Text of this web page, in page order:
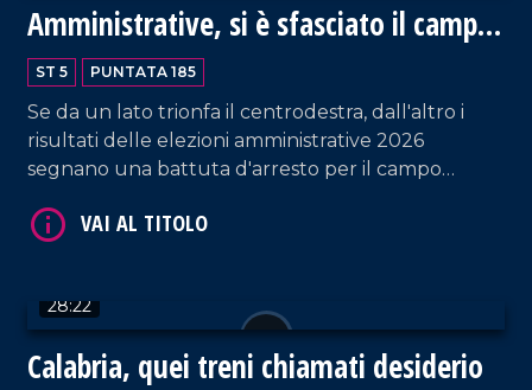
Amministrative, si è sfasciato il campo
largo
ST 5 PUNTATA 185
Se da un lato trionfa il centrodestra, dall'altro i
risultati delle elezioni amministrative 2026
segnano una battuta d'arresto per il campo
Fausto Orsomarso, senatore di Fratelli d'Italia, e
28:22
Calabria, quei treni chiamati desiderio
VAI AL TITOLO